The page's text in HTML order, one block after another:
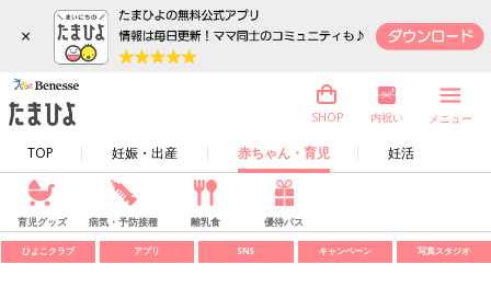
×
TOP 妊娠・出産 赤ちゃん・育児 妊活
SHOP 内祝い メニュー
育児グッズ 病気・予防接種 離乳食 優待パス
ひよこクラブ アプリ SNS キャンペーン 写真スタジオ